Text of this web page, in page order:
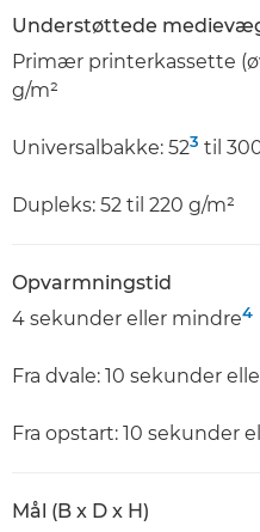
Understøttede
Primær printerkassette
g/m²
Universalbakke: 523 til
Dupleks: 52 til 220 g/m²
Opvarmningstid
4 sekunder eller mindre4
Fra dvale: 10 sekunder
Fra opstart: 10 sekunder
Mål (B x D x H)